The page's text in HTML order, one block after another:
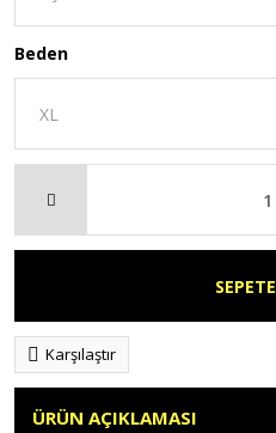
Beden
Karşılaştır
ÜRÜN AÇIKLAMASI